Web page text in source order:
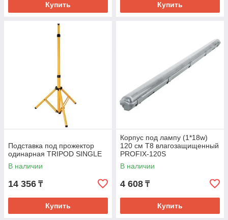
Купить Купить
Подставка под прожектор
одинарная TRIPOD SINGLE
В наличии
14 356 ₸
Купить
Корпус под лампу (1*18w)
120 см Т8 влагозащищенный
PROFIX-120S
В наличии
4 608 ₸
Купить